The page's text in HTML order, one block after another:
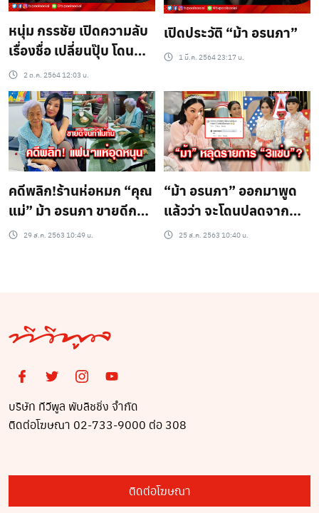
หนุ่ม กรรชัย เปิดความลับ
เรื่องชื่อ เปลี่ยนปุ๊บ โดน
ปั๊บ?!!2 ต.ค. 2564 12:03 น.
เปิดประวัติ “ม้า อรนภา”
1 มี.ค. 2564 23:17 น.
คดีพลิก!ร้านห่อหมก “คุณ
แม่” ม้า อรนภา ขายดีกว่า
เดิม29 ส.ค. 2563 10:49 น.
“ม้า อรนภา” ออกมาพูด
แล้วว่า จะโดนปลดจาก
“รายการ 3 แซ่บ” หรือไม่
25 ส.ค. 2563 10:40 น.
บริษัท ทีวีพูล พับลิชชิ่ง จำกัด
ติดต่อโฆษณา 02-733-9000 ต่อ 308
ติดต่อโฆษณา